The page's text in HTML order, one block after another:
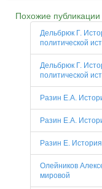
Похожие публикации
Дельбрюк Г.
политической
Дельбрюк Г.
политической
Разин Е.А.
Разин Е.А.
Разин Е.
Олейников
мировой